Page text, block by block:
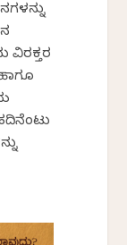
ವಿರಕ್ತರ